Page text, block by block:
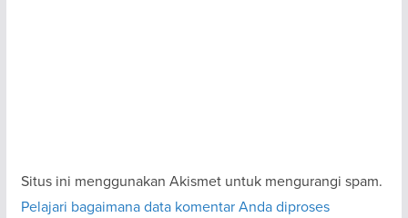
Situs ini menggunakan Akismet untuk mengurangi spam.
Pelajari bagaimana data komentar Anda diproses